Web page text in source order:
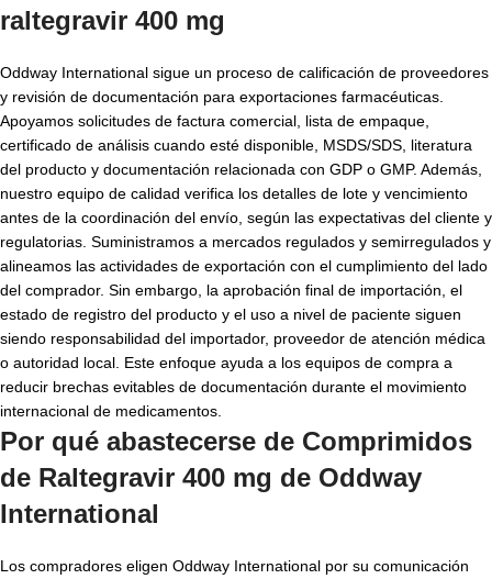
raltegravir 400 mg
Oddway International sigue un proceso de calificación de proveedores
y revisión de documentación para exportaciones farmacéuticas.
Apoyamos solicitudes de factura comercial, lista de empaque,
certificado de análisis cuando esté disponible, MSDS/SDS, literatura
del producto y documentación relacionada con GDP o GMP. Además,
nuestro equipo de calidad verifica los detalles de lote y vencimiento
antes de la coordinación del envío, según las expectativas del cliente y
regulatorias. Suministramos a mercados regulados y semirregulados y
alineamos las actividades de exportación con el cumplimiento del lado
del comprador. Sin embargo, la aprobación final de importación, el
estado de registro del producto y el uso a nivel de paciente siguen
siendo responsabilidad del importador, proveedor de atención médica
o autoridad local. Este enfoque ayuda a los equipos de compra a
reducir brechas evitables de documentación durante el movimiento
internacional de medicamentos.
Por qué abastecerse de Comprimidos
de Raltegravir 400 mg de Oddway
International
Los compradores eligen Oddway International por su comunicación